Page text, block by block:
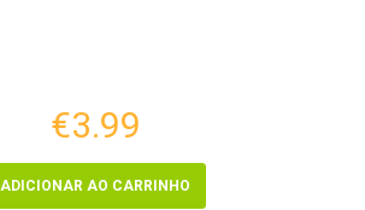
€3.99
ADICIONAR AO CARRINHO